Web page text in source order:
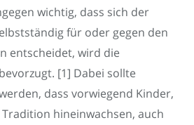
wichtig, dass sich der
für oder gegen den
entscheidet, wird die
[1] Dabei sollte
dass vorwiegend Kinder,
hineinwachsen, auch